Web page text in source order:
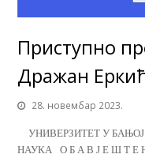
Приступно
Дражан
28. новембар 2023.
УНИВЕРЗИТЕТ У
НАУКА О Б А В Ј Е Ш Т Е